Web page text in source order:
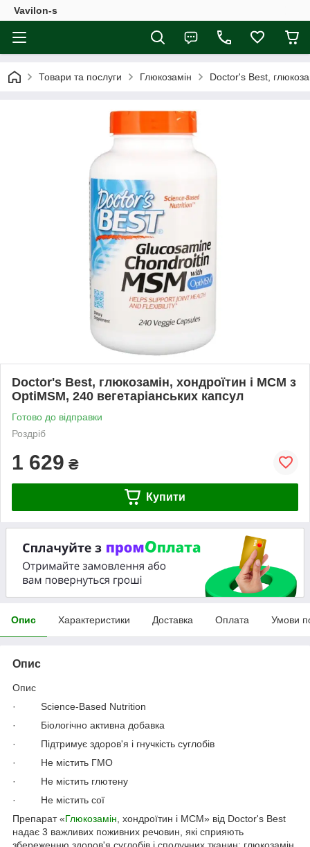
Vavilon-s
Товари та послуги Глюкозамін Doctor's Best,
Doctor's Best, глюкозамін, хондроїтин і МСМ з
OptiMSM, 240 вегетаріанських капсул
Готово до відправки
Роздріб
1 629 ₴
Купити
Опис Характеристики Доставка Оплата Умови
Опис
Опис
· Science-Based Nutrition
· Біологічно активна добавка
· Підтримує здоров'я і гнучкість суглобів
· Не містить ГМО
· Не містить глютену
· Не містить сої
Препарат «Глюкозамін, хондроїтин і МСМ» від Doctor's Best
надає 3 важливих поживних речовин, які сприяють